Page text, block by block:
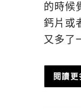
的時候
鈣片或
又多了